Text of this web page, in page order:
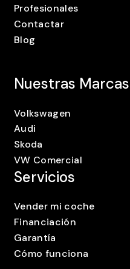
Profesionales
Contactar
Blog
Nuestras Marcas
Volkswagen
Audi
Skoda
VW Comercial
Servicios
Vender mi coche
Financiación
Garantía
Cómo funciona